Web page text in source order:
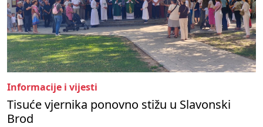
Informacije i vijesti
Tisuće vjernika ponovno stižu u Slavonski
Brod